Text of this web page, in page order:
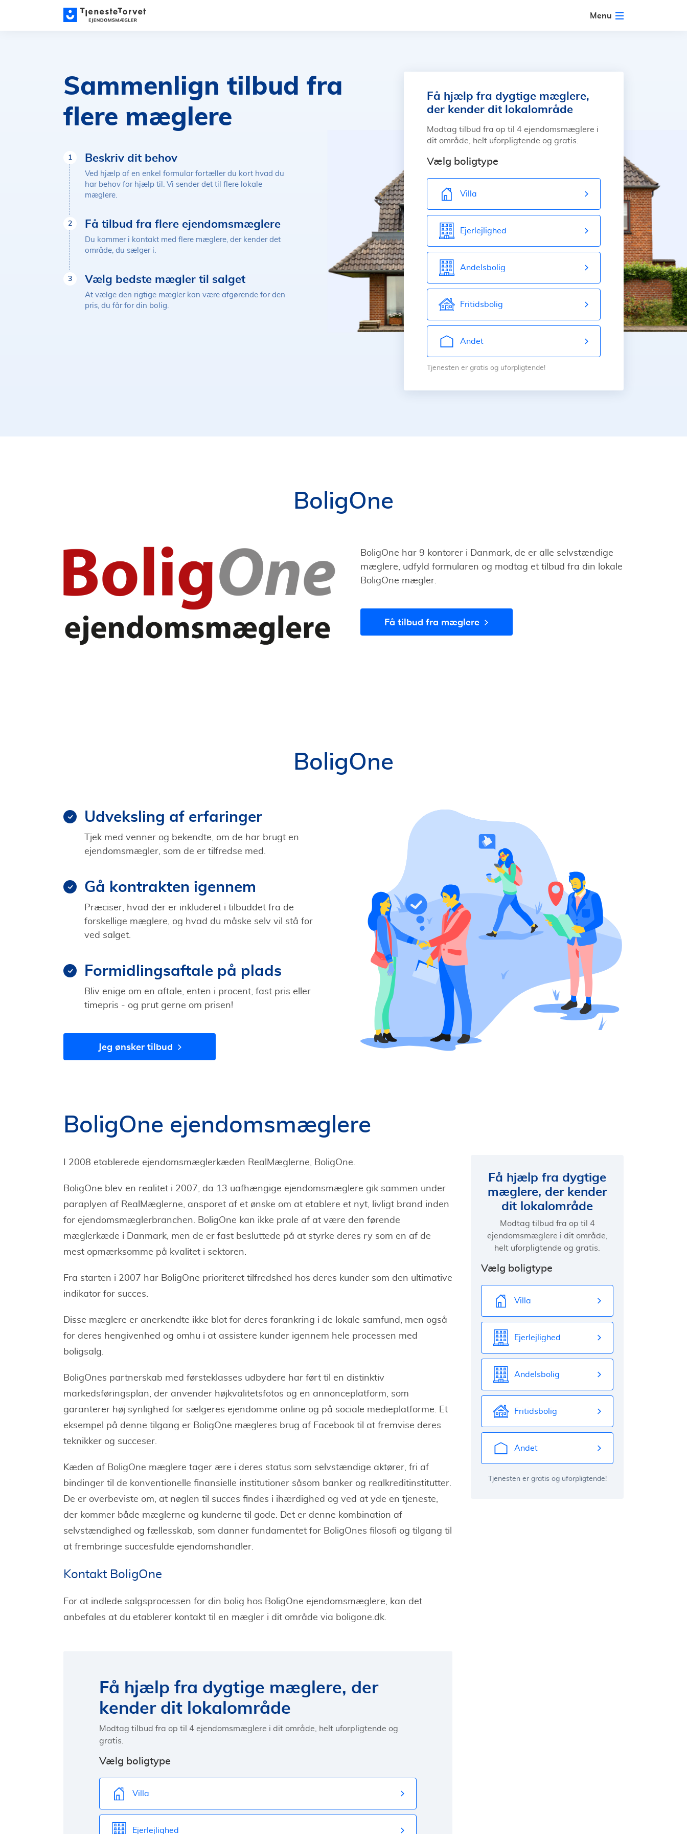
Menu
Sammenlign tilbud fra
flere mæglere
1 Beskriv dit behov
Ved hjælp af en enkel formular fortæller du kort hvad du
har behov for hjælp til. Vi sender det til flere lokale
mæglere.
2 Få tilbud fra flere ejendomsmæglere
Du kommer i kontakt med flere mæglere, der kender det
område, du sælger i.
3 Vælg bedste mægler til salget
At vælge den rigtige mægler kan være afgørende for den
pris, du får for din bolig.
Få hjælp fra dygtige mæglere,
der kender dit lokalområde
Modtag tilbud fra op til 4 ejendomsmæglere i
dit område, helt uforpligtende og gratis.
Vælg boligtype
Villa
Ejerlejlighed
Andelsbolig
Fritidsbolig
Andet
Tjenesten er gratis og uforpligtende!
BoligOne
BoligOne har 9 kontorer i Danmark, de er alle selvstændige
mæglere, udfyld formularen og modtag et tilbud fra din lokale
BoligOne mægler.
Få tilbud fra mæglere
BoligOne
Udveksling af erfaringer
Tjek med venner og bekendte, om de har brugt en
ejendomsmægler, som de er tilfredse med.
Gå kontrakten igennem
Præciser, hvad der er inkluderet i tilbuddet fra de
forskellige mæglere, og hvad du måske selv vil stå for
ved salget.
Formidlingsaftale på plads
Bliv enige om en aftale, enten i procent, fast pris eller
timepris - og prut gerne om prisen!
Jeg ønsker tilbud
BoligOne ejendomsmæglere
I 2008 etablerede ejendomsmæglerkæden RealMæglerne, BoligOne.
BoligOne blev en realitet i 2007, da 13 uafhængige ejendomsmæglere gik sammen under
paraplyen af RealMæglerne, ansporet af et ønske om at etablere et nyt, livligt brand inden
for ejendomsmæglerbranchen. BoligOne kan ikke prale af at være den førende
mæglerkæde i Danmark, men de er fast besluttede på at styrke deres ry som en af de
mest opmærksomme på kvalitet i sektoren.
Fra starten i 2007 har BoligOne prioriteret tilfredshed hos deres kunder som den ultimative
indikator for succes.
Disse mæglere er anerkendte ikke blot for deres forankring i de lokale samfund, men også
for deres hengivenhed og omhu i at assistere kunder igennem hele processen med
boligsalg.
BoligOnes partnerskab med førsteklasses udbydere har ført til en distinktiv
markedsføringsplan, der anvender højkvalitetsfotos og en annonceplatform, som
garanterer høj synlighed for sælgeres ejendomme online og på sociale medieplatforme. Et
eksempel på denne tilgang er BoligOne mægleres brug af Facebook til at fremvise deres
teknikker og succeser.
Kæden af BoligOne mæglere tager ære i deres status som selvstændige aktører, fri af
bindinger til de konventionelle finansielle institutioner såsom banker og realkreditinstitutter.
De er overbeviste om, at nøglen til succes findes i ihærdighed og ved at yde en tjeneste,
der kommer både mæglerne og kunderne til gode. Det er denne kombination af
selvstændighed og fællesskab, som danner fundamentet for BoligOnes filosofi og tilgang til
at frembringe succesfulde ejendomshandler.
Kontakt BoligOne
For at indlede salgsprocessen for din bolig hos BoligOne ejendomsmæglere, kan det
anbefales at du etablerer kontakt til en mægler i dit område via boligone.dk.
Få hjælp fra dygtige mæglere, der
kender dit lokalområde
Modtag tilbud fra op til 4 ejendomsmæglere i dit område, helt uforpligtende og
gratis.
Vælg boligtype
Villa
Ejerlejlighed
Få hjælp fra dygtige
mæglere, der kender
dit lokalområde
Modtag tilbud fra op til 4
ejendomsmæglere i dit område,
helt uforpligtende og gratis.
Vælg boligtype
Villa
Ejerlejlighed
Andelsbolig
Fritidsbolig
Andet
Tjenesten er gratis og uforpligtende!